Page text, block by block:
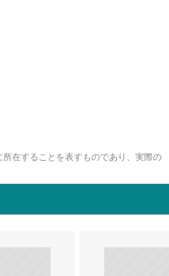
在することを表すものであり、実際の